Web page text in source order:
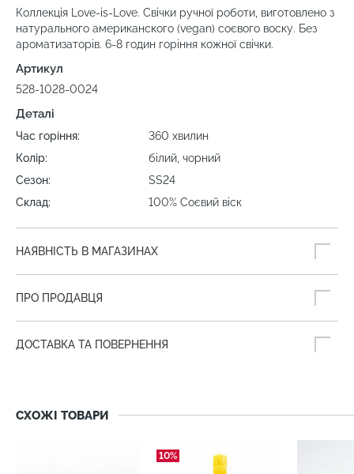
Коллекція Love-is-Love. Свічки ручної роботи, виготовлено з
натурального американского (vegan) соєвого воску. Без
ароматизаторів. 6-8 годин горіння кожної свічки.
Артикул
528-1028-0024
Деталі
Час горіння:
360 хвилин
Колір:
білий, чорний
Сезон:
SS24
Склад:
100% Соєвий віск
НАЯВНІСТЬ В МАГАЗИНАХ
ПРО ПРОДАВЦЯ
ДОСТАВКА ТА ПОВЕРНЕННЯ
СХОЖІ ТОВАРИ
10%